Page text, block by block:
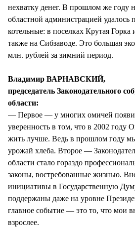
нехватку денег. В прошлом же году
областной администрацией удалось
котельные: в поселках Крутая
также на Сибзаводе. Это большая
млн. рублей за зимний период.
Владимир ВАРНАВСКИЙ,
председатель Законодательного
области:
— Первое — у многих омичей
уверенность в том, что в 2002 году
жить лучше. Ведь в прошлом году
урожай хлеба. Второе —
области стало гораздо
законы, востребованные жизнью.
инициативы в Государственную
поддержаны даже на уровне
главное событие — это то, что мои
взрослее.